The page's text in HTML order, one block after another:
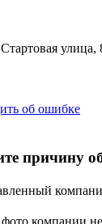
улица,
об ошибке
причину
компании не